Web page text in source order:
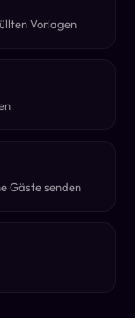
Vorlagen
Gäste senden